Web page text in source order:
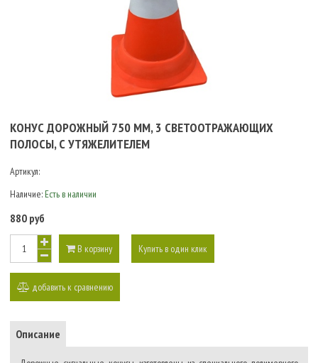
КОНУС ДОРОЖНЫЙ 750 ММ, 3 СВЕТООТРАЖАЮЩИХ
ПОЛОСЫ, С УТЯЖЕЛИТЕЛЕМ
Артикул:
Наличие: Есть в наличии
880 руб
В корзину Купить в один клик
добавить к сравнению
Описание